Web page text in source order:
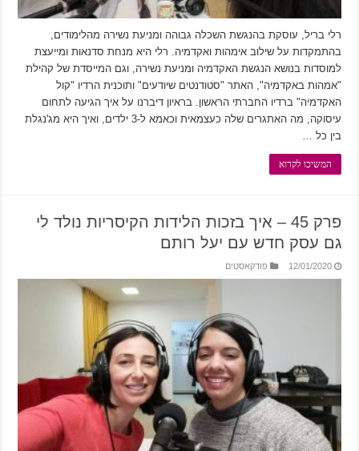
רלי בריל, עוסקת בהנגשת השכלה גבוהה ומניעת נשירה מהלימודים,
בהתמקדות על שילוב אימהות ואקדמיה. רלי היא מנחת סדנאות ומייעצת
למוסדות בנושא הנגשת האקדמיה ומניעת נשירה, וגם המייסדת של קהילת
"אמהות באקדמיה", האתר "סטודנטים שיודעים" ותוכנית הרדיו "קול
האקדמיה" ברדיו החברתי הראשון. בראיון דיברנו על איך הגיעה לתחום
עיסוקה, מה האתגרים שלה כעצמאית וכאמא ל-3 ילדים, ואיך היא מג'נגלת
בין כל …
המשיכו לקרוא
פרק 45 – איך בזכות הלידות הקיסריות נולד לי
גם עסק חדש עם יעל רותם
12/01/2020 פודקאסטים